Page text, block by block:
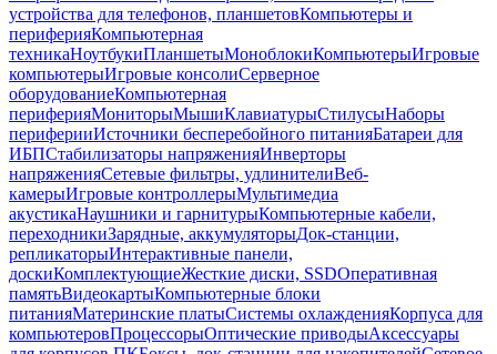
устройства для телефонов, планшетовКомпьютеры и
периферияКомпьютерная
техникаНоутбукиПланшетыМоноблокиКомпьютерыИгровые
компьютерыИгровые консолиСерверное
оборудованиеКомпьютерная
периферияМониторыМышиКлавиатурыСтилусыНаборы
периферииИсточники бесперебойного питанияБатареи для
ИБПСтабилизаторы напряженияИнверторы
напряженияСетевые фильтры, удлинителиВеб-
камерыИгровые контроллерыМультимедиа
акустикаНаушники и гарнитурыКомпьютерные кабели,
переходникиЗарядные, аккумуляторыДок-станции,
репликаторыИнтерактивные панели,
доскиКомплектующиеЖесткие диски, SSDОперативная
памятьВидеокартыКомпьютерные блоки
питанияМатеринские платыСистемы охлажденияКорпуса для
компьютеровПроцессорыОптические приводыАксессуары